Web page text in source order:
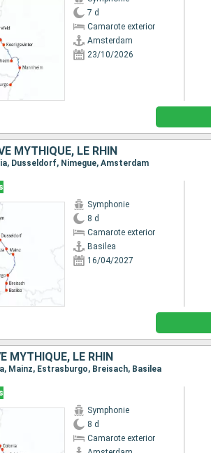
7 d
Camarote exterior
Amsterdam
23/10/2026
MYTHIQUE, LE RHIN
Dusseldorf, Nimegue, Amsterdam
Symphonie
8 d
Camarote exterior
Basilea
16/04/2027
MYTHIQUE, LE RHIN
Mainz, Estrasburgo, Breisach, Basilea
Symphonie
8 d
Camarote exterior